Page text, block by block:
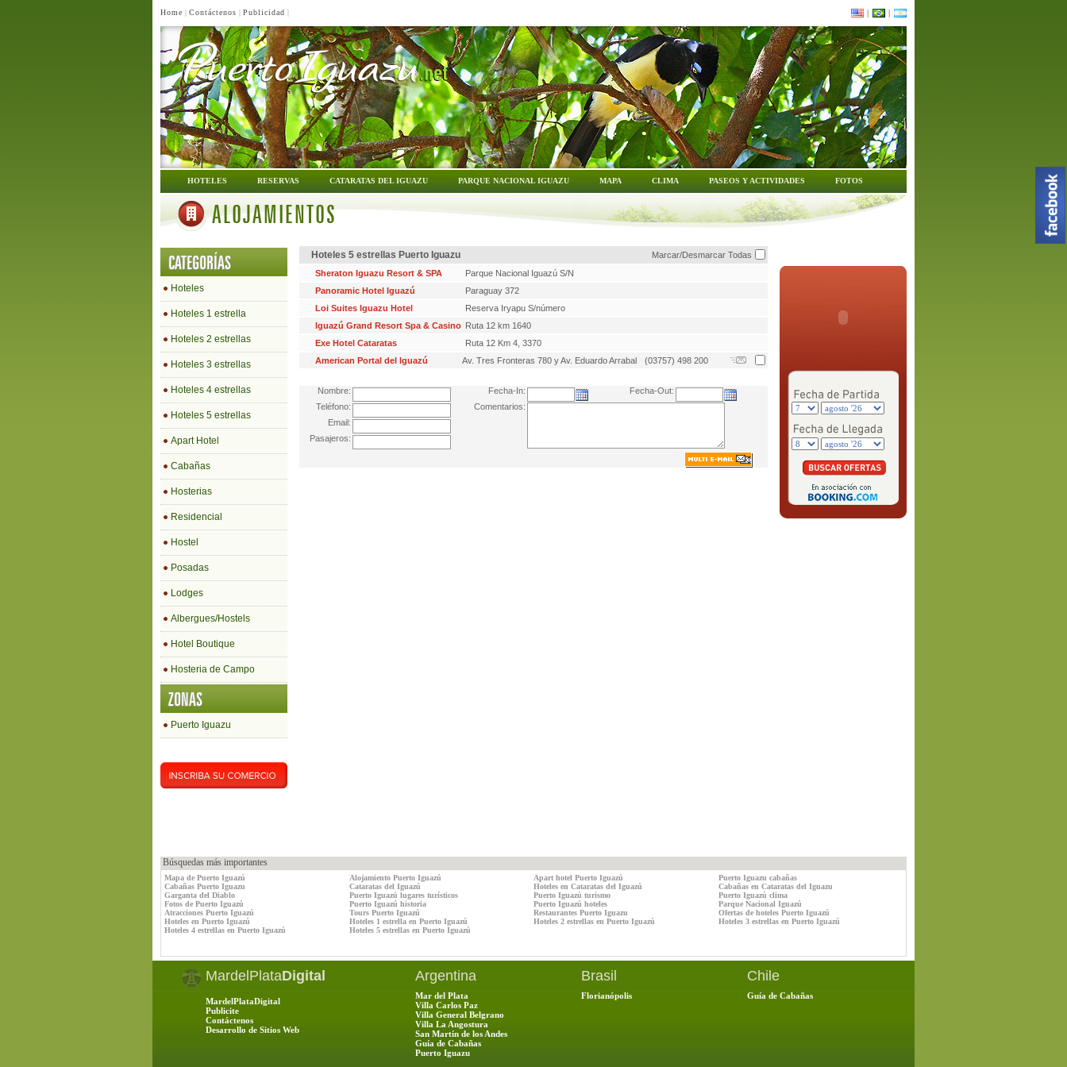
Home | Contáctenos | Publicidad | | |
HOTELES RESERVAS CATARATAS DEL IGUAZU PARQUE NACIONAL IGUAZU MAPA CLIMA PASEOS Y ACTIVIDADES FOTOS
ALOJAMIENTOS
CATEGORÍAS
Hoteles
Hoteles 1 estrella
Hoteles 2 estrellas
Hoteles 3 estrellas
Hoteles 4 estrellas
Hoteles 5 estrellas
Apart Hotel
Cabañas
Hosterias
Residencial
Hostel
Posadas
Lodges
Albergues/Hostels
Hotel Boutique
Hosteria de Campo
ZONAS
Puerto Iguazu
Hoteles 5 estrellas Puerto Iguazu
Marcar/Desmarcar Todas
Sheraton Iguazu Resort & SPA
Parque Nacional Iguazú S/N
Panoramic Hotel Iguazú
Paraguay 372
Loi Suites Iguazu Hotel
Reserva Iryapu S/número
Iguazú Grand Resort Spa & Casino Ruta 12 km 1640
Exe Hotel Cataratas
Ruta 12 Km 4, 3370
American Portal del Iguazú
Av. Tres Fronteras 780 y Av. Eduardo Arrabal (03757) 498 200
Nombre: Fecha-In:
Fecha-Out:
Teléfono:
Comentarios:
Email:
Pasajeros:
Búsquedas más importantes
Mapa de Puerto Iguazú Alojamiento Puerto Iguazú Apart hotel Puerto Iguazú
Puerto Iguazu cabañas
Cabañas Puerto Iguazu
Cataratas del Iguazú Hoteles en Cataratas del Iguazú
Cabañas en Cataratas del Iguazu
Garganta del Diablo
Puerto Iguazú lugares turísticos Puerto Iguazú turismo
Puerto Iguazú clima
Fotos de Puerto Iguazú
Puerto Iguazú historia Puerto Iguazú hoteles
Parque Nacional Iguazú
Atracciones Puerto Iguazú
Tours Puerto Iguazú Restaurantes Puerto Iguazu
Ofertas de hoteles Puerto Iguazú
Hoteles en Puerto Iguazú
Hoteles 1 estrella en Puerto Iguazú Hoteles 2 estrellas en Puerto Iguazú
Hoteles 3 estrellas en Puerto Iguazú
Hoteles 4 estrellas en Puerto Iguazú
Hoteles 5 estrellas en Puerto Iguazú
MardelPlataDigital
MardelPlataDigital
Publicite
Contáctenos
Desarrollo de Sitios Web
Argentina
Mar del Plata
Villa Carlos Paz
Villa General Belgrano
Villa La Angostura
San Martín de los Andes
Guía de Cabañas
Puerto Iguazu
Brasil
Florianópolis
Chile
Guía de Cabañas